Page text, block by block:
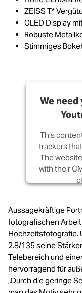
ZEISS T*
OLED Display
Robuste
Stimmiges
We
This
trackers
The
with their
Aussagekräftige
fotografischen
Hochzeitsfotografie.
2.8/135 seine
Telebereich und
hervorragend für
„Durch die geringe